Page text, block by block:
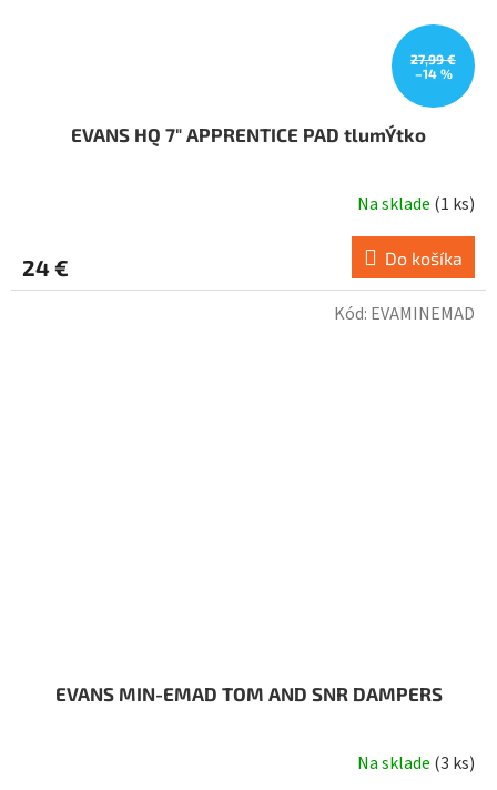
27,99 €
–14 %
EVANS HQ 7" APPRENTICE PAD tlumÝtko
Na sklade (1 ks)
24 € Do košíka
EVANS MIN-EMAD TOM AND SNR DAMPERS
Na sklade (3 ks)
Kód: EVAMINEMAD